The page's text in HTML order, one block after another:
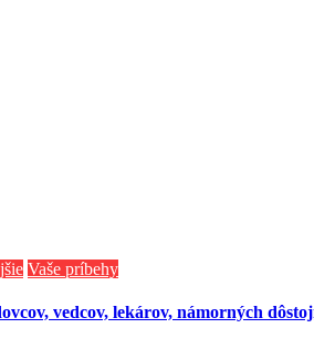
Vaše príbehy
vedcov, lekárov, námorných